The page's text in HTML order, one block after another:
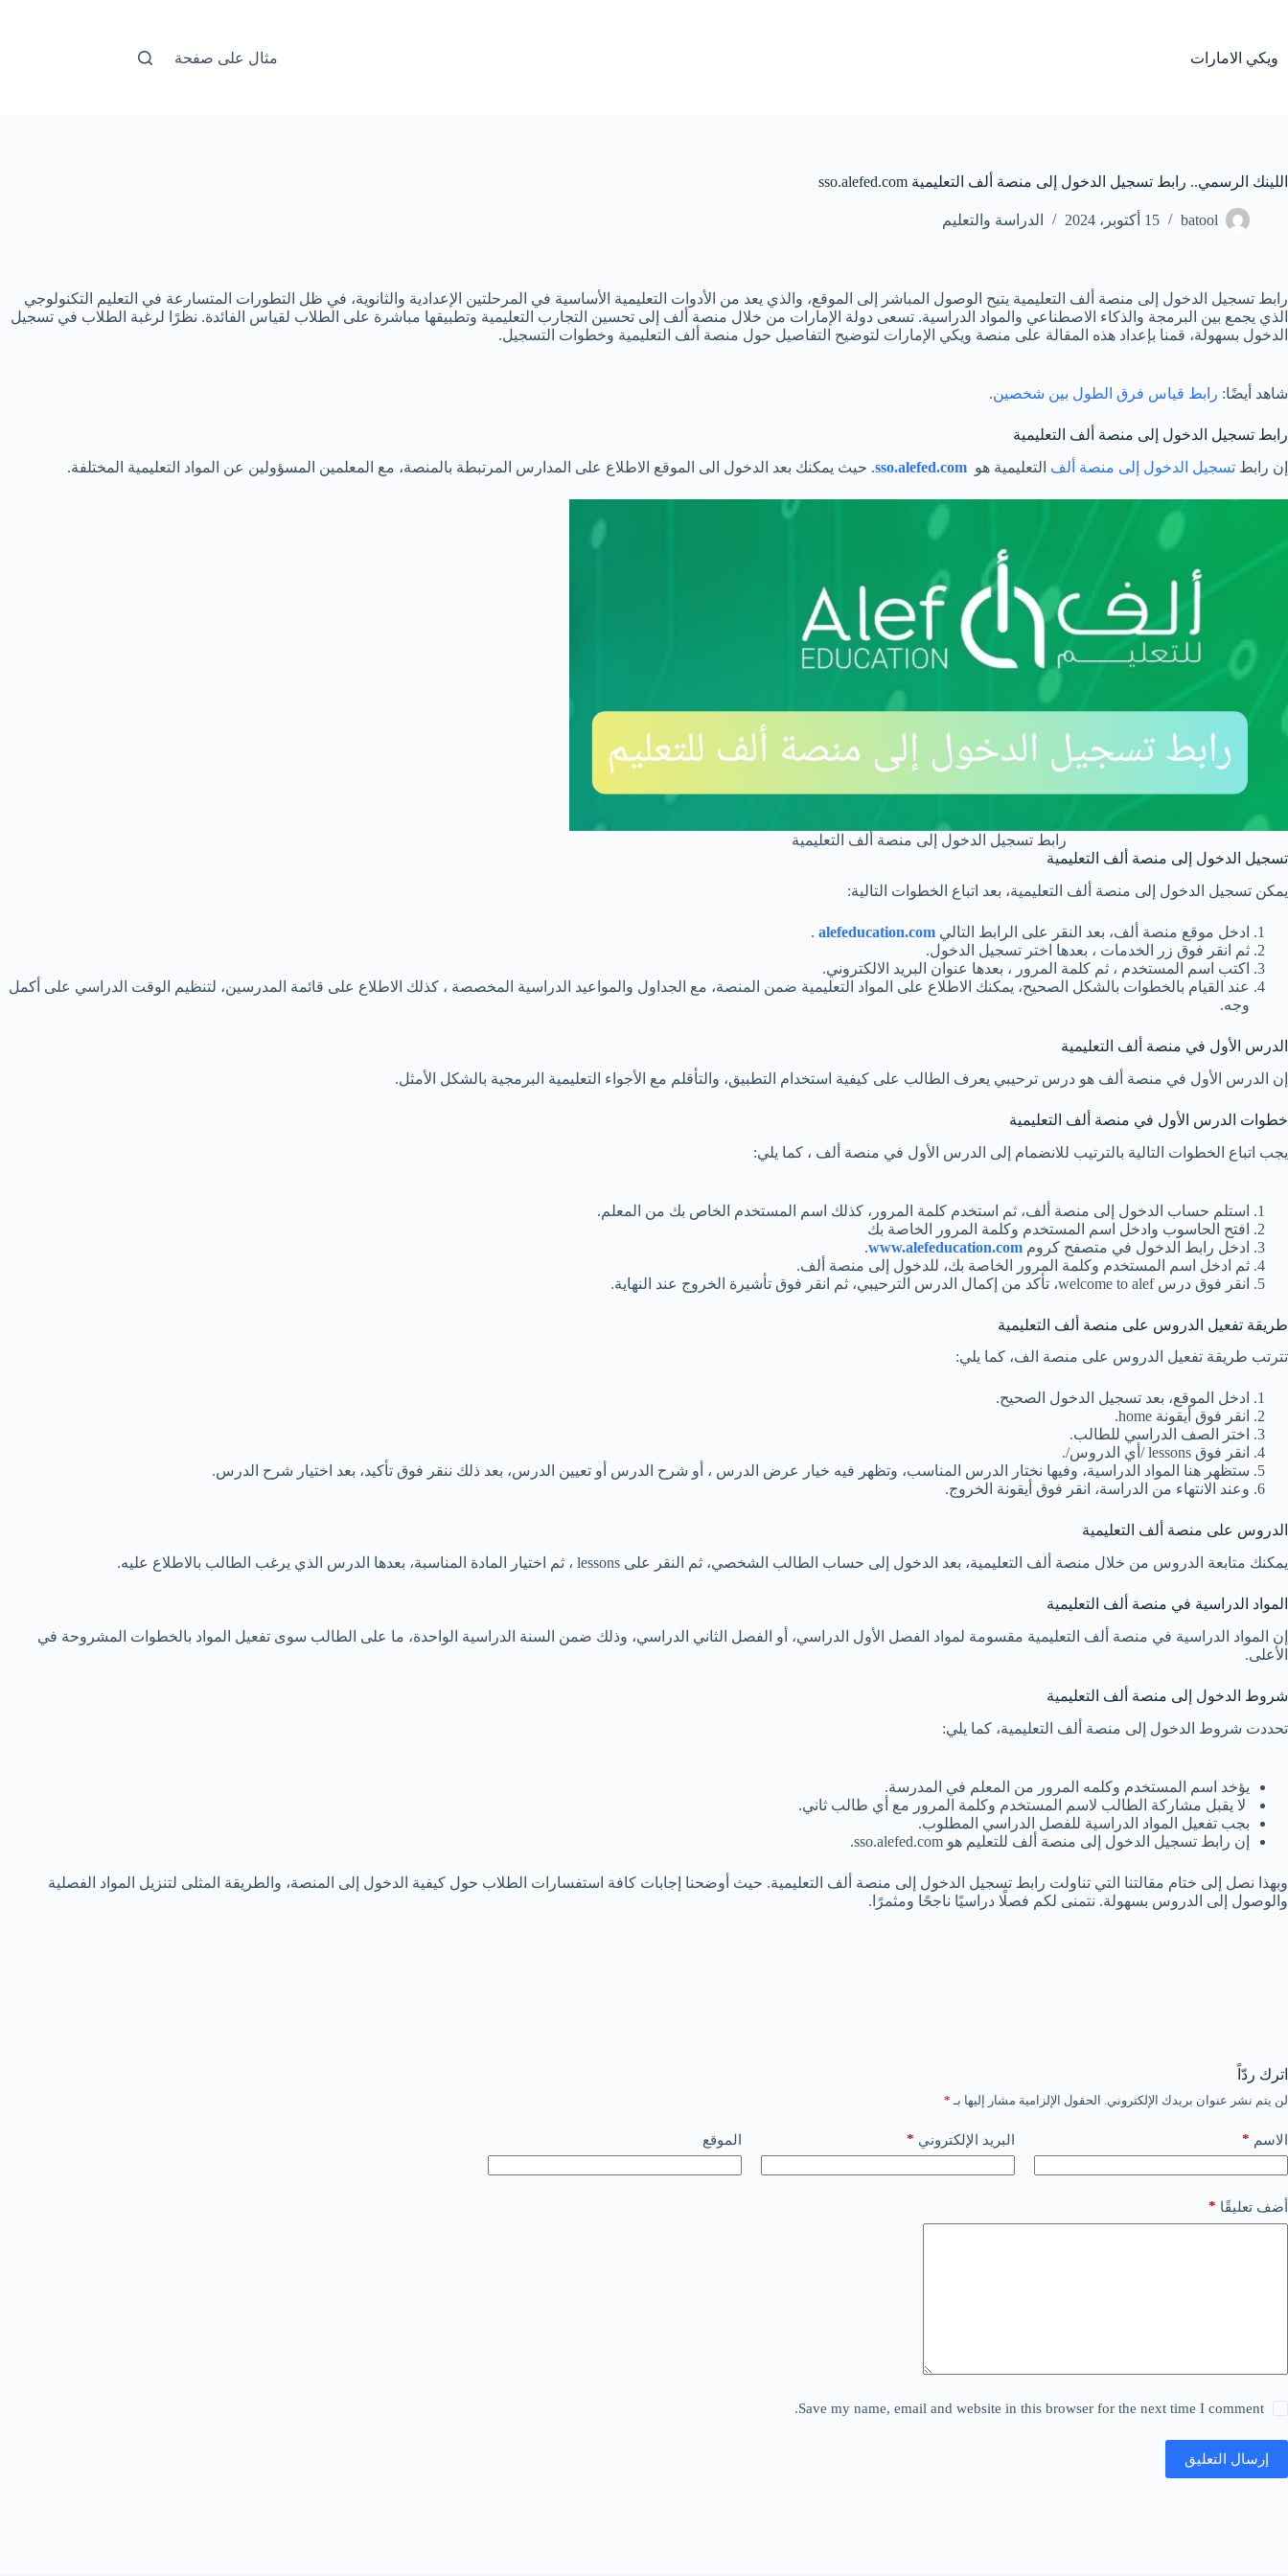
ويكي الامارات مثال على صفحة
اللينك الرسمي.. رابط تسجيل الدخول إلى منصة ألف التعليمية sso.alefed.com
batool 15 أكتوبر، 2024 الدراسة والتعليم
رابط تسجيل الدخول إلى منصة ألف التعليمية يتيح الوصول المباشر إلى الموقع، والذي يعد من الأدوات التعليمية الأساسية في المرحلتين الإعدادية والثانوية، في ظل التطورات المتسارعة في التعليم التكنولوجي
الذي يجمع بين البرمجة والذكاء الاصطناعي والمواد الدراسية. تسعى دولة الإمارات من خلال منصة ألف إلى تحسين التجارب التعليمية وتطبيقها مباشرة على الطلاب لقياس الفائدة. نظرًا لرغبة الطلاب في تسجيل
الدخول بسهولة، قمنا بإعداد هذه المقالة على منصة ويكي الإمارات لتوضيح التفاصيل حول منصة ألف التعليمية وخطوات التسجيل.
شاهد أيضًا: رابط قياس فرق الطول بين شخصين.
رابط تسجيل الدخول إلى منصة ألف التعليمية
إن رابط تسجيل الدخول إلى منصة ألف التعليمية هو sso.alefed.com. حيث يمكنك بعد الدخول الى الموقع الاطلاع على المدارس المرتبطة بالمنصة، مع المعلمين المسؤولين عن المواد التعليمية المختلفة.
رابط تسجيل الدخول إلى منصة ألف التعليمية
تسجيل الدخول إلى منصة ألف التعليمية
يمكن تسجيل الدخول إلى منصة ألف التعليمية، بعد اتباع الخطوات التالية:
ادخل موقع منصة ألف، بعد النقر على الرابط التالي alefeducation.com
.
ثم انقر فوق زر الخدمات ، بعدها اختر تسجيل الدخول.
اكتب اسم المستخدم ، ثم كلمة المرور ، بعدها عنوان البريد الالكتروني.
عند القيام بالخطوات بالشكل الصحيح، يمكنك الاطلاع على المواد التعليمية ضمن المنصة، مع الجداول والمواعيد الدراسية المخصصة ، كذلك الاطلاع على قائمة المدرسين، لتنظيم الوقت الدراسي على أكمل
وجه.
الدرس الأول في منصة ألف التعليمية
إن الدرس الأول في منصة ألف هو درس ترحيبي يعرف الطالب على كيفية استخدام التطبيق، والتأقلم مع الأجواء التعليمية البرمجية بالشكل الأمثل.
خطوات الدرس الأول في منصة ألف التعليمية
يجب اتباع الخطوات التالية بالترتيب للانضمام إلى الدرس الأول في منصة ألف ، كما يلي:
استلم حساب الدخول إلى منصة ألف، ثم استخدم كلمة المرور، كذلك اسم المستخدم الخاص بك من المعلم.
افتح الحاسوب وادخل اسم المستخدم وكلمة المرور الخاصة بك
ادخل رابط الدخول في متصفح كروم www.alefeducation.com
.
ثم ادخل اسم المستخدم وكلمة المرور الخاصة بك، للدخول إلى منصة ألف.
انقر فوق درس welcome to alef، تأكد من إكمال الدرس الترحيبي، ثم انقر فوق تأشيرة الخروج عند النهاية.
طريقة تفعيل الدروس على منصة ألف التعليمية
تترتب طريقة تفعيل الدروس على منصة الف، كما يلي:
ادخل الموقع، بعد تسجيل الدخول الصحيح.
انقر فوق أيقونة home.
اختر الصف الدراسي للطالب.
انقر فوق lessons /أي الدروس/.
ستظهر هنا المواد الدراسية، وفيها نختار الدرس المناسب، وتظهر فيه خيار عرض الدرس ، أو شرح الدرس أو تعيين الدرس، بعد ذلك ننقر فوق تأكيد، بعد اختيار شرح الدرس.
وعند الانتهاء من الدراسة، انقر فوق أيقونة الخروج.
الدروس على منصة ألف التعليمية
يمكنك متابعة الدروس من خلال منصة ألف التعليمية، بعد الدخول إلى حساب الطالب الشخصي، ثم النقر على lessons ، ثم اختيار المادة المناسبة، بعدها الدرس الذي يرغب الطالب بالاطلاع عليه.
المواد الدراسية في منصة ألف التعليمية
إن المواد الدراسية في منصة ألف التعليمية مقسومة لمواد الفصل الأول الدراسي، أو الفصل الثاني الدراسي، وذلك ضمن السنة الدراسية الواحدة، ما على الطالب سوى تفعيل المواد بالخطوات المشروحة في
الأعلى.
شروط الدخول إلى منصة ألف التعليمية
تحددت شروط الدخول إلى منصة ألف التعليمية، كما يلي:
يؤخد اسم المستخدم وكلمه المرور من المعلم في المدرسة.
لا يقبل مشاركة الطالب لاسم المستخدم وكلمة المرور مع أي طالب ثاني.
بجب تفعيل المواد الدراسية للفصل الدراسي المطلوب.
إن رابط تسجيل الدخول إلى منصة ألف للتعليم هو sso.alefed.com.
وبهذا نصل إلى ختام مقالتنا التي تناولت رابط تسجيل الدخول إلى منصة ألف التعليمية. حيث أوضحنا إجابات كافة استفسارات الطلاب حول كيفية الدخول إلى المنصة، والطريقة المثلى لتنزيل المواد الفصلية
والوصول إلى الدروس بسهولة. نتمنى لكم فصلًا دراسيًا ناجحًا ومثمرًا.
اترك ردّاً
لن يتم نشر عنوان بريدك الإلكتروني. الحقول الإلزامية مشار إليها بـ *
الاسم * البريد الإلكتروني * الموقع
أضف تعليقًا *
Save my name, email and website in this browser for the next time I comment.
إرسال التعليق